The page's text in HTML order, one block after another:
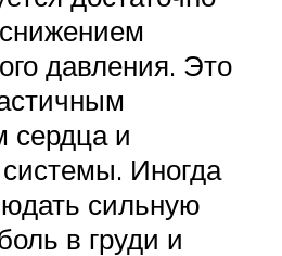
давления. Это
сердца и
Иногда
сильную
в груди и